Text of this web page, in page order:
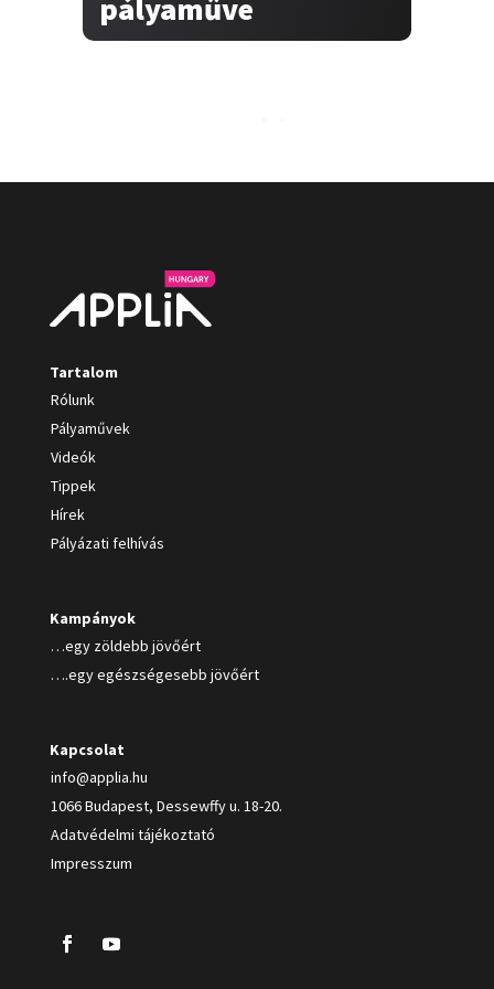
pályaműve
Tartalom
Rólunk
Pályaművek
Videók
Tippek
Hírek
Pályázati felhívás
Kampányok
…egy zöldebb jövőért
….egy egészségesebb jövőért
Kapcsolat
info@applia.hu
1066 Budapest, Dessewffy u. 18-20.
Adatvédelmi tájékoztató
Impresszum